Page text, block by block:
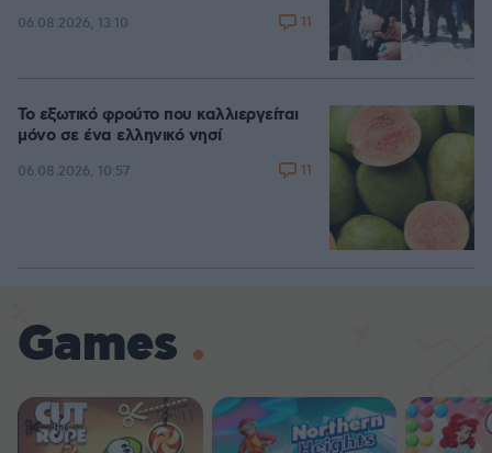
06.08.2026, 13:10 11
Το εξωτικό φρούτο που καλλιεργείται
μόνο σε ένα ελληνικό νησί
06.08.2026, 10:57 11
Games